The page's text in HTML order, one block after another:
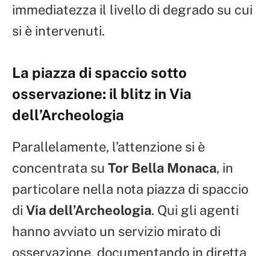
immediatezza il livello di degrado su cui
si è intervenuti.
La piazza di spaccio sotto
osservazione: il blitz in Via
dell’Archeologia
Parallelamente, l’attenzione si è
concentrata su Tor Bella Monaca, in
particolare nella nota piazza di spaccio
di Via dell’Archeologia. Qui gli agenti
hanno avviato un servizio mirato di
osservazione, documentando in diretta